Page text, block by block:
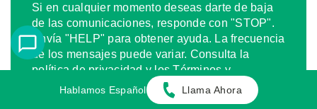
Si en cualquier momento deseas darte de baja
de las comunicaciones, responde con "STOP".
Envía "HELP" para obtener ayuda. La frecuencia
de los mensajes puede variar. Consulta la
política de privacidad y los Términos y
Condiciones en la página web.
Hablamos Español Llama Ahora